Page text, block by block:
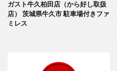
ガスト牛久柏田店（から好し取扱
店） 茨城県牛久市 駐車場付きファ
ミレス